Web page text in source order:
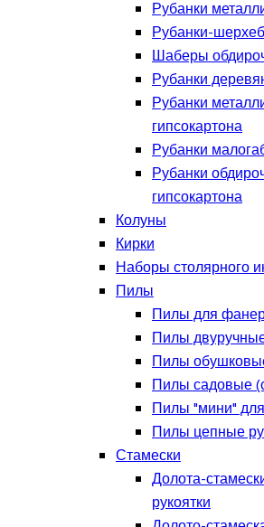
Рубанки
Рубанки-
Шаберы
Рубанки
Рубанки
гипсокартона
Рубанки
Рубанки
гипсокартона
Колуны
Кирки
Наборы столярного
Пилы
Пилы для
Пилы
Пилы
Пилы садовые
Пилы "мини"
Пилы цепные
Стамески
Долота-
рукоятки